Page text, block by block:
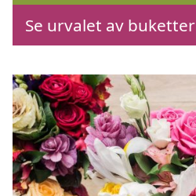
Se urvalet av buketter